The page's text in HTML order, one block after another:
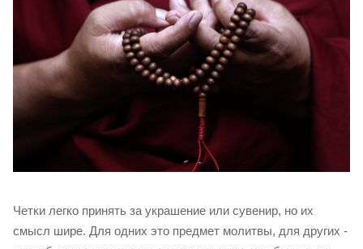
Четки легко принять за украшение или сувенир, но их
смысл шире. Для одних это предмет молитвы, для других -